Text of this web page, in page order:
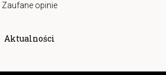
Zaufane opinie
Aktualności